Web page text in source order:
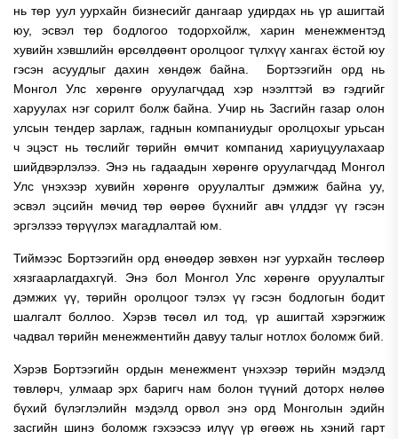
нь төр уул уурхайн бизнесийг дангаар удирдах нь үр ашигтай
юу, эсвэл төр бодлогоо тодорхойлж, харин менежментэд
хувийн хэвшлийн өрсөлдөөнт оролцоог түлхүү хангах ёстой юу
гэсэн асуудлыг дахин хөндөж байна. Бортээгийн орд нь
Монгол Улс хөрөнгө оруулагчдад хэр нээлттэй вэ гэдгийг
харуулах нэг сорилт болж байна. Учир нь Засгийн газар олон
улсын тендер зарлаж, гаднын компаниудыг оролцохыг урьсан
ч эцэст нь төслийг төрийн өмчит компанид хариуцуулахаар
шийдвэрлэлээ. Энэ нь гадаадын хөрөнгө оруулагчдад Монгол
Улс үнэхээр хувийн хөрөнгө оруулалтыг дэмжиж байна уу,
эсвэл эцсийн мөчид төр өөрөө бүхнийг авч үлддэг үү гэсэн
эргэлзээ төрүүлэх магадлалтай юм.
Тиймээс Бортээгийн орд өнөөдөр зөвхөн нэг уурхайн төслөөр
хязгаарлагдахгүй. Энэ бол Монгол Улс хөрөнгө оруулалтыг
дэмжих үү, төрийн оролцоог тэлэх үү гэсэн бодлогын бодит
шалгалт боллоо. Хэрэв төсөл ил тод, үр ашигтай хэрэгжиж
чадвал төрийн менежментийн давуу талыг нотлох боломж бий.
Хэрэв Бортээгийн ордын менежмент үнэхээр төрийн мэдэлд
төвлөрч, улмаар эрх баригч нам болон түүний доторх нөлөө
бүхий бүлэглэлийн мэдэлд орвол энэ орд Монголын эдийн
засгийн шинэ боломж гэхээсээ илүү үр өгөөж нь хэний гарт